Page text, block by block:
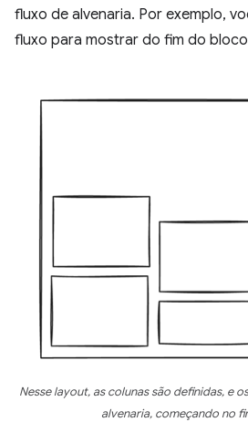
fluxo de alvenaria. Por exemplo,
fluxo para mostrar do fim do
Nesse layout, as colunas são definidas, e
alvenaria, começando no